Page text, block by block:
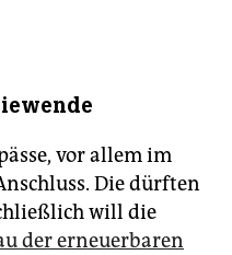
vor allem im
Die dürften
will die
der erneuerbaren